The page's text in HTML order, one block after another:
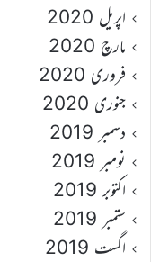
اپریل 2020
مارچ 2020
فروری 2020
جنوری 2020
دسمبر 2019
نومبر 2019
اکتوبر 2019
ستمبر 2019
اگست 2019